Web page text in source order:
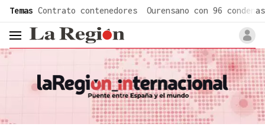
Temas Contrato contenedores Ourensano con 96 condenas
header.menu.open